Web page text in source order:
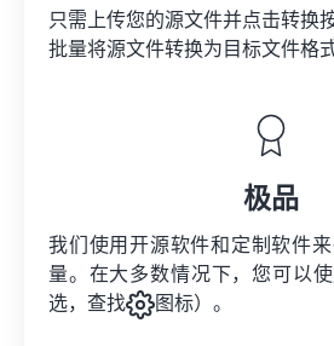
只需上传您的源文件并点击转换
批量将源文件转换为目标文件格式
极品
我们使用开源软件和定制软件
量。在大多数情况下，您可以
选，查找
图标）。